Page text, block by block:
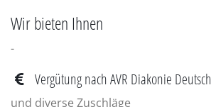
Wir bieten Ihnen
-
Vergütung nach AVR Diakonie
und diverse Zuschläge